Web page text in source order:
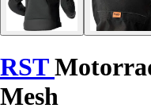
RST
Mesh